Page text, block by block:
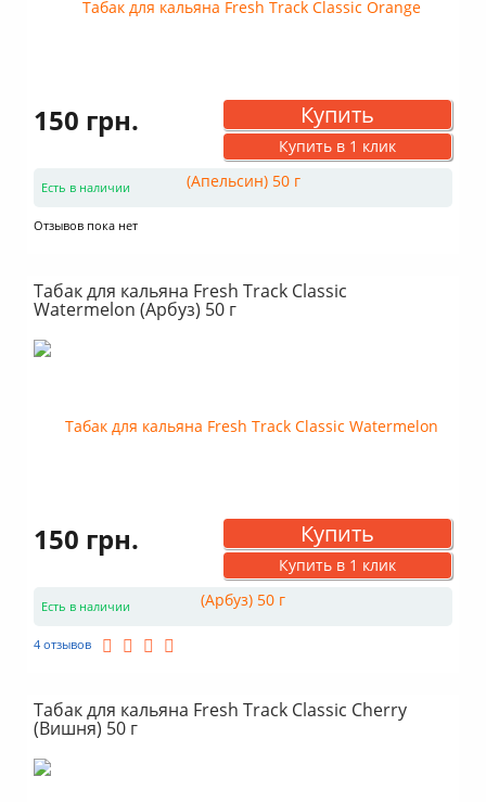
150 грн. Купить
Купить в 1 клик
Есть в наличии
Отзывов пока нет
Табак для кальяна Fresh Track Classic
Watermelon (Арбуз) 50 г
150 грн. Купить
Купить в 1 клик
Есть в наличии
4 отзывов
Табак для кальяна Fresh Track Classic Cherry
(Вишня) 50 г